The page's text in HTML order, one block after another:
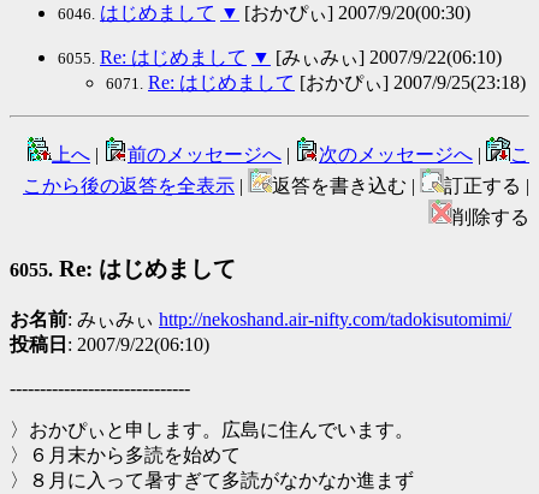
6046. はじめまして ▼ [おかぴぃ] 2007/9/20(00:30)
6055. Re: はじめまして ▼ [みぃみぃ] 2007/9/22(06:10)
6071. Re: はじめまして [おかぴぃ] 2007/9/25(23:18)
上へ | 前のメッセージへ | 次のメッセージへ |
こ
こから後の返答を全表示 | 返答を書き込む |
訂正する |
削除する
6055. Re: はじめまして
お名前: みぃみぃ http://nekoshand.air-nifty.com/tadokisutomimi/
投稿日 : 2007/9/22(06:10)
------------------------------
〉おかぴぃと申します。広島に住んでいます。
〉６月末から多読を始めて
〉８月に入って暑すぎて多読がなかなか進まず